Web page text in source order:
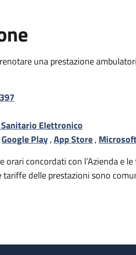
una prestazione
Elettronico
Google Play,App Store,
orari concordati con l’Azienda e
tariffe delle prestazioni sono